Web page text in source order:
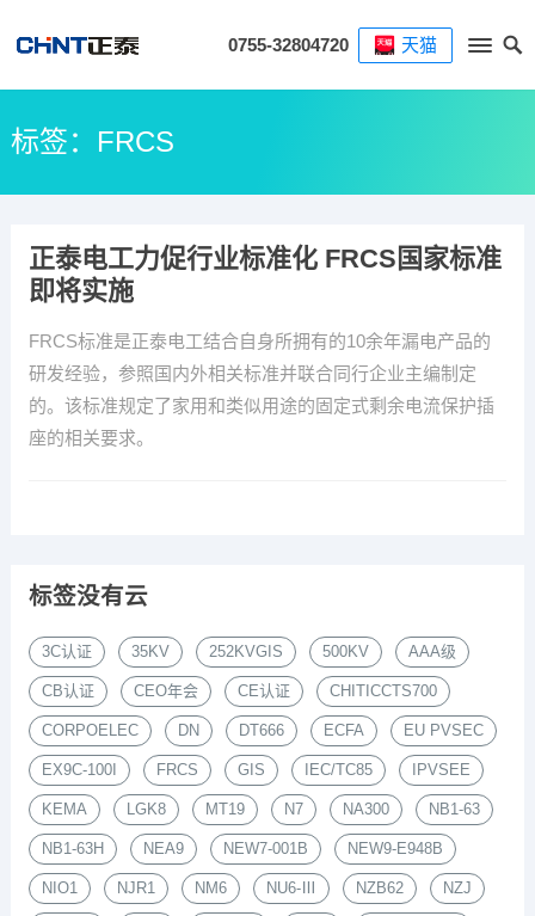
0755-32804720 天猫
标签：FRCS
正泰电工力促行业标准化 FRCS国家标准
即将实施
FRCS标准是正泰电工结合自身所拥有的10余年漏电产品的
研发经验，参照国内外相关标准并联合同行企业主编制定
的。该标准规定了家用和类似用途的固定式剩余电流保护插
座的相关要求。
标签没有云
3C认证 35KV 252KVGIS 500KV AAA级
CB认证 CEO年会 CE认证 CHITICCTS700
CORPOELEC DN DT666 ECFA EU PVSEC
EX9C-100I FRCS GIS IEC/TC85 IPVSEE
KEMA LGK8 MT19 N7 NA300 NB1-63
NB1-63H NEA9 NEW7-001B NEW9-E948B
NIO1 NJR1 NM6 NU6-Ⅲ NZB62 NZJ